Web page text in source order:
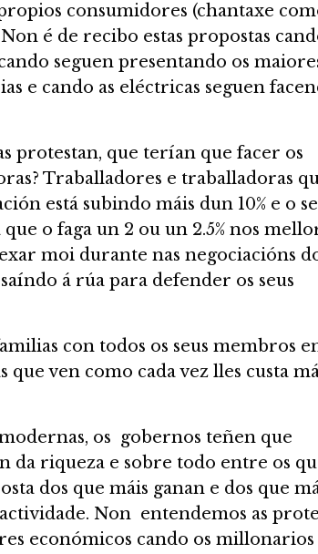
consumidores (chantaxe
é de recibo estas propostas
seguen presentando os
e cando as eléctricas seguen
protestan, que terían que facer os
Traballadores e traballadoras
está subindo máis dun 10% e o
o faga un 2 ou un 2.5% nos
moi durante nas negociacións
á rúa para defender os seus
con todos os seus membros
que ven como cada vez lles custa
os gobernos teñen que
da riqueza e sobre todo entre os
dos que máis ganan e dos que
Non entendemos as
económicos cando os millonarios